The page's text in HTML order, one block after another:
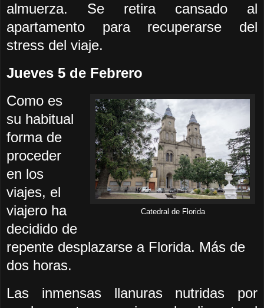
almuerza. Se retira cansado al
apartamento para recuperarse del
stress del viaje.
Jueves 5 de Febrero
Catedral de Florida
Como es
su habitual
forma de
proceder
en los
viajes, el
viajero ha
decidido de
repente desplazarse a Florida. Más de
dos horas.
Las inmensas llanuras nutridas por